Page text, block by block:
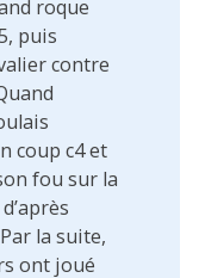
roque
puis
contre
coup c4 et
fou sur la
la suite,
ont joué